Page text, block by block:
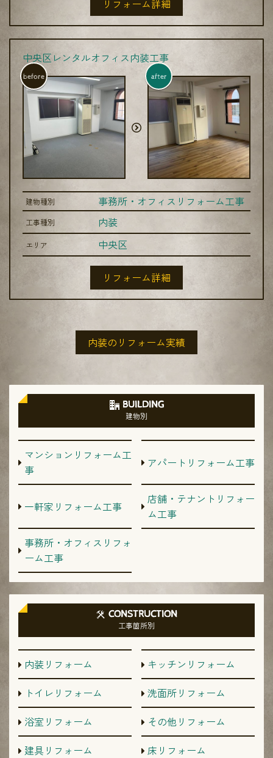
リフォーム詳細
中央区レンタルオフィス内装工事
before after
建物種別 事務所・オフィスリフォーム工事
工事種別 内装
エリア 中央区
リフォーム詳細
内装のリフォーム実績
BUILDING
建物別
マンションリフォーム工
事
アパートリフォーム工事
一軒家リフォーム工事
店舗・テナントリフォー
ム工事
事務所・オフィスリフォ
ーム工事
CONSTRUCTION
工事箇所別
内装リフォーム
キッチンリフォーム
トイレリフォーム
洗面所リフォーム
浴室リフォーム
その他リフォーム
建具リフォーム
床リフォーム